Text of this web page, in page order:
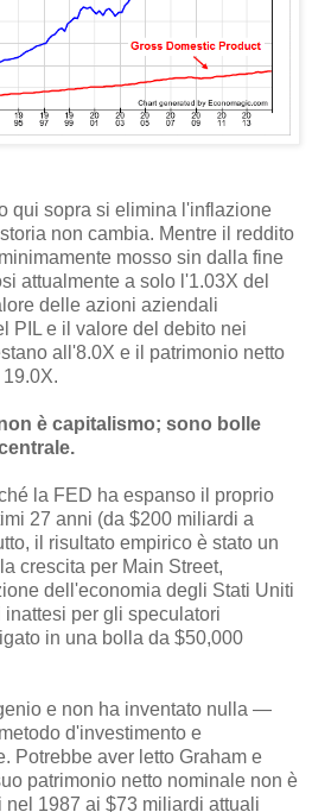
qui sopra si elimina l'inflazione
non cambia. Mentre il reddito
mosso sin dalla fine
attualmente a solo l'1.03X del
delle azioni aziendali
PIL e il valore del debito nei
all'8.0X e il patrimonio netto
è capitalismo; sono bolle
la FED ha espanso il proprio
27 anni (da $200 miliardi a
il risultato empirico è stato un
crescita per Main Street,
dell'economia degli Stati Uniti
per gli speculatori
in una bolla da $50,000
e non ha inventato nulla —
d'investimento e
Potrebbe aver letto Graham e
patrimonio netto nominale non è
1987 ai $73 miliardi attuali